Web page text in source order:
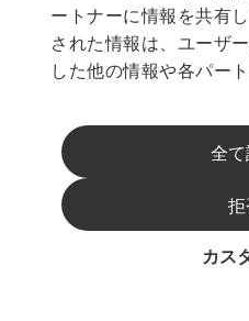
ートナーに情報を共有
された情報は、ユーザ
した他の情報や各パー
ートナーによって使用
全て
カス
拒